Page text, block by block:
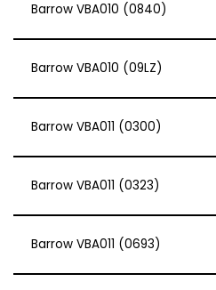
Barrow VBA010 (0840)
Barrow VBA010 (09LZ)
Barrow VBA011 (0300)
Barrow VBA011 (0323)
Barrow VBA011 (0693)